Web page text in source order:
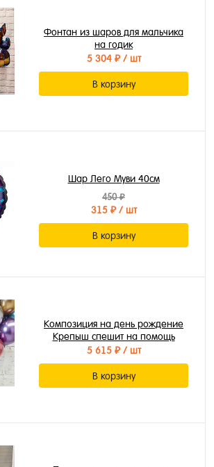
Фонтан из шаров для мальчика
на годик
5 304 ₽/ шт
В корзину
Шар Лего Муви 40см
450 ₽
315 ₽/ шт
В корзину
Композиция на день рождение
Крепыш спешит на помощь
5 615 ₽/ шт
В корзину